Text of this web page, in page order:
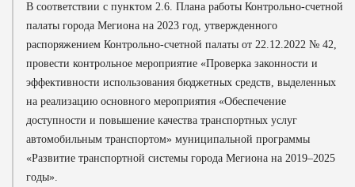
В соответствии с пунктом 2.6. Плана работы Контрольно-счетной
палаты города Мегиона на 2023 год, утвержденного
распоряжением Контрольно-счетной палаты от 22.12.2022 № 42,
провести контрольное мероприятие «Проверка законности и
эффективности использования бюджетных средств, выделенных
на реализацию основного мероприятия «Обеспечение
доступности и повышение качества транспортных услуг
автомобильным транспортом» муниципальной программы
«Развитие транспортной системы города Мегиона на 2019–2025
годы».